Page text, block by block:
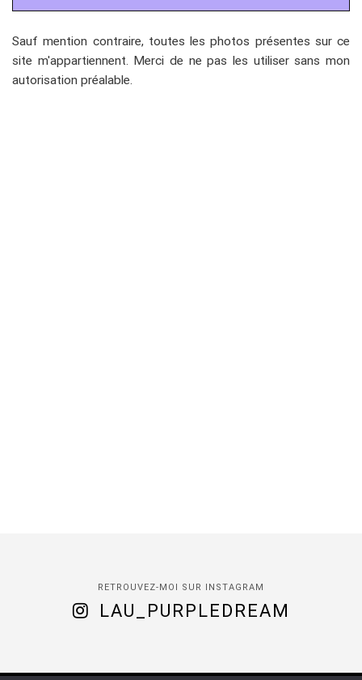
Sauf mention contraire, toutes les photos présentes sur ce
site m'appartiennent. Merci de ne pas les utiliser sans mon
autorisation préalable.
RETROUVEZ-MOI SUR INSTAGRAM
LAU_PURPLEDREAM